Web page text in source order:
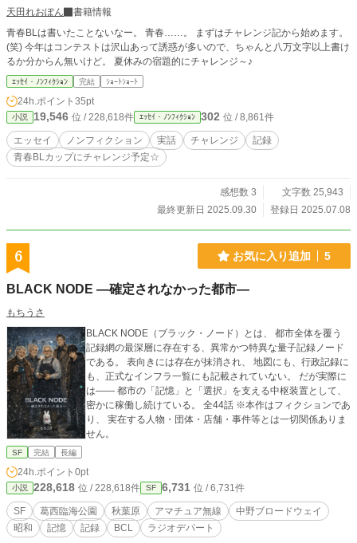
天田れおぽん
書籍情報
青春BLは書いたことないなー。 青春……。 まずはチャレンジ記から始めます。
(笑) 今年はコンテストは沢山あって誘惑が多いので、ちゃんと八万文字以上書け
るか分からん無いけど。 夏休みの宿題的にチャレンジ～♪
ｴｯｾｲ・ﾉﾝﾌｨｸｼｮﾝ 完結 ｼｮｰﾄｼｮｰﾄ
24h.ポイント 35pt
小説 19,546 位 / 228,618件 ｴｯｾｲ・ﾉﾝﾌｨｸｼｮﾝ 302 位 / 8,861件
エッセイ ノンフィクション 実話 チャレンジ
記録
青春BLカップにチャレンジ予定☆
感想数 3
文字数 25,943
最終更新日 2025.09.30
登録日 2025.07.08
6 お気に入り追加 5
BLACK NODE ―確定されなかった都市―
もちうさ
BLACK NODE（ブラック・ノード）とは、 都市全体を覆う
記録網の最深層に存在する、異常かつ特異な量子記録ノード
である。 表向きには存在が抹消され、 地図にも、行政記録に
も、正式なインフラ一覧にも記載されていない。 だが実際に
は―― 都市の「記憶」と「選択」を支える中枢装置として、
密かに稼働し続けている。 全44話 ※本作はフィクションであ
り、 実在する人物・団体・店舗・事件等とは一切関係ありま
せん。
SF 完結 長編
24h.ポイント 0pt
小説 228,618 位 / 228,618件 SF 6,731 位 / 6,731件
SF 葛西臨海公園 秋葉原 アマチュア無線
中野ブロードウェイ
昭和
記憶 記録 BCL ラジオデパート